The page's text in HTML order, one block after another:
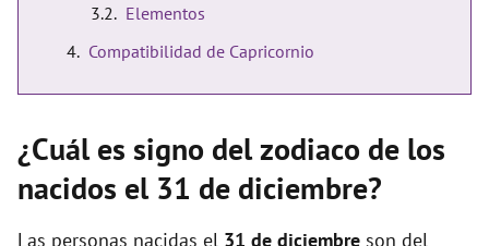
Elementos
Compatibilidad de Capricornio
¿Cuál es signo del zodiaco de los
nacidos el 31 de diciembre?
Las personas nacidas el 31 de diciembre son del